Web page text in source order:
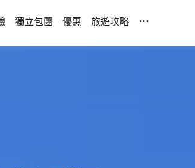
獨立包團 優惠 旅遊攻略 ...